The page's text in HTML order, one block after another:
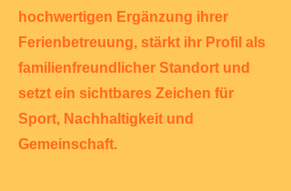
hochwertigen Ergänzung ihrer
Ferienbetreuung, stärkt ihr Profil als
familienfreundlicher Standort und
setzt ein sichtbares Zeichen für
Sport, Nachhaltigkeit und
Gemeinschaft.